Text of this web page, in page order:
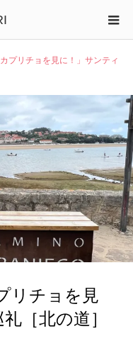
プリチョを見に！」サンティ
リチョを見
［北の道］